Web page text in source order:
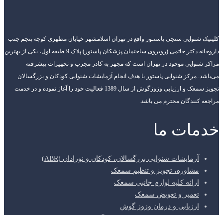
کلینیک شنوایی سنجی پاستـور واقع در تهران اسلامشهر خیابان مطهری کوچه پنجم جنب
داروخانه دکتر حاتمی (روبروی ساختمان پزشکان پاستور) پلاک 9 طبقه اول، یکی از بهترین
مراکز شنوایی موجود در تهران است که مجهز به کادر مجرب و تجهیزات پیشرفته
می‌باشد. مرکز شنوایی پاستور با هدف انجام آزمایشات شنوایی کودکان و بزرگسالان
تجویز سمعک و ارزیابی وزوزگوش از سال 1389 فعالیت خود را آغاز نموده و در خدمت
مراجعه کنندگان محترم می باشد.
خدمات ما
آزمایشات شنوایی بزرگسالان، کودکان و نوزادان (ABR)
مشاوره، تجویز و تنظیم سمعک
ارائه کلیه لوازم جانبی سمعک
تعمیر و تعویض سمعک
ارزیابی و درمان وزوز گوش